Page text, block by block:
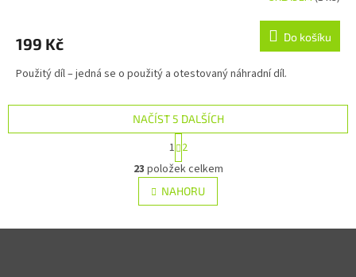
199 Kč Do košíku
Použitý díl – jedná se o použitý a otestovaný náhradní díl.
Ovládací prvky výpisu
NAČÍST 5 DALŠÍCH
1 2
23 položek celkem
NAHORU